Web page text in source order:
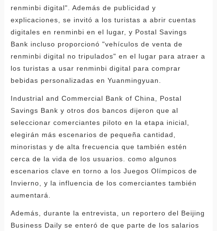
renminbi digital". Además de publicidad y
explicaciones, se invitó a los turistas a abrir cuentas
digitales en renminbi en el lugar, y Postal Savings
Bank incluso proporcionó "vehículos de venta de
renminbi digital no tripulados" en el lugar para atraer a
los turistas a usar renminbi digital para comprar
bebidas personalizadas en Yuanmingyuan.
Industrial and Commercial Bank of China, Postal
Savings Bank y otros dos bancos dijeron que al
seleccionar comerciantes piloto en la etapa inicial,
elegirán más escenarios de pequeña cantidad,
minoristas y de alta frecuencia que también estén
cerca de la vida de los usuarios. como algunos
escenarios clave en torno a los Juegos Olímpicos de
Invierno, y la influencia de los comerciantes también
aumentará.
Además, durante la entrevista, un reportero del Beijing
Business Daily se enteró de que parte de los salarios